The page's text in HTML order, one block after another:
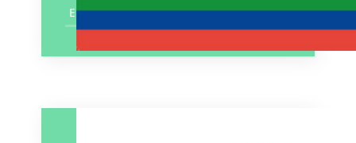
En savoir plus